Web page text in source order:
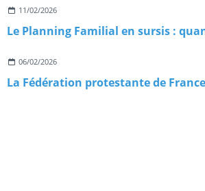
11/02/2026
06/02/2026